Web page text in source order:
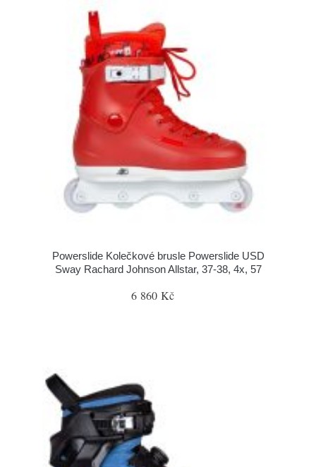
Powerslide Kolečkové brusle Powerslide USD
Sway Rachard Johnson Allstar, 37-38, 4x, 57
6 860 Kč